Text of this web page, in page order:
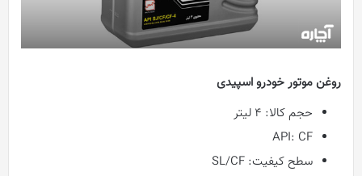
روغن موتور خودرو اسپیدی
حجم کالا: 4 لیتر
API: CF
سطح کیفیت: SL/CF